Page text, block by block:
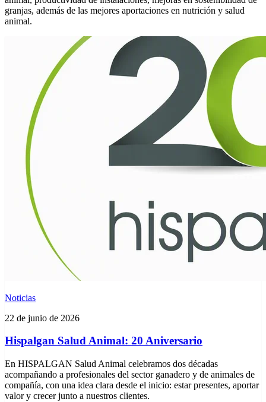
granjas, además de las mejores aportaciones en nutrición y salud
animal.
Noticias
22 de junio de 2026
Hispalgan Salud Animal: 20 Aniversario
En HISPALGAN Salud Animal celebramos dos décadas
acompañando a profesionales del sector ganadero y de animales de
compañía, con una idea clara desde el inicio: estar presentes, aportar
valor y crecer junto a nuestros clientes.